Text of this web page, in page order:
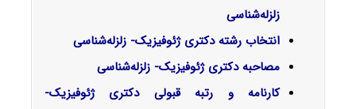
زلزله‌شناسی
انتخاب رشته دکتری ژئوفیزیک- زلزله‌شناسی
مصاحبه دکتری ژئوفیزیک- زلزله‌شناسی
کارنامه و رتبه قبولی دکتری ژئوفیزیک-